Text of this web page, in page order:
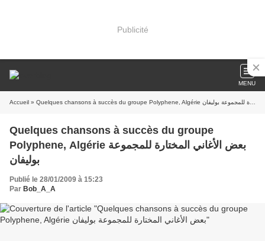
Publicité
MENU
Accueil » Quelques chansons à succès du groupe Polyphene, Algérie بعض الأغاني المختارة للمجموعة بوليفان
Quelques chansons à succès du groupe
Polyphene, Algérie بعض الأغاني المختارة للمجموعة
بوليفان
Publié le 28/01/2009 à 15:23
Par Bob_A_A